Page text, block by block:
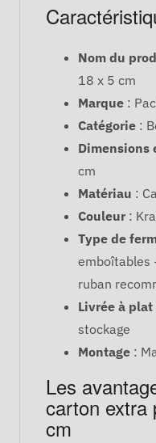
Nom du
18 x 5 cm
Marque :
Catégorie :
Dimensions
cm
Matériau :
Couleur :
Type de
emboîtables
ruban
Livrée à plat
stockage
Montage :
Les
carton extra
cm